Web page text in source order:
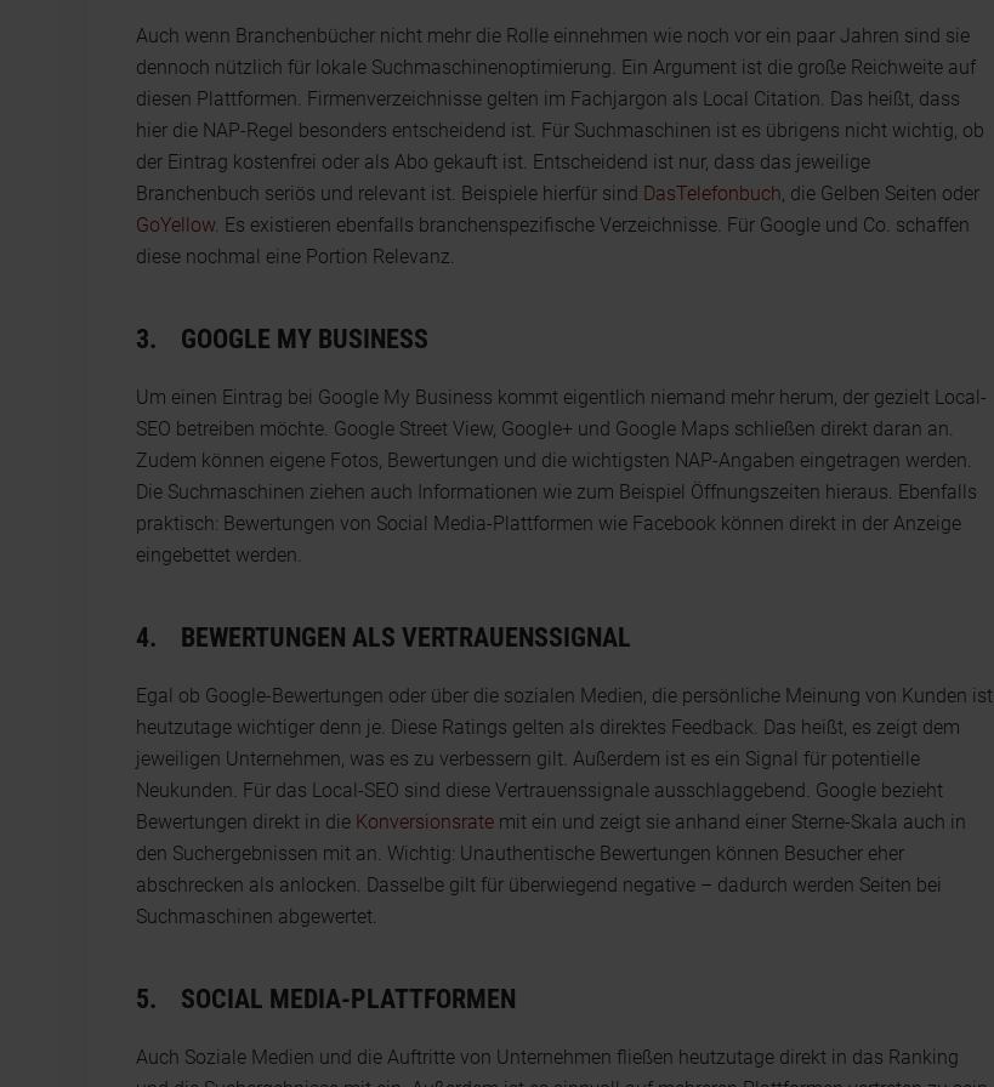
Auch wenn Branchenbücher nicht mehr die Rolle einnehmen wie noch vor ein paar Jahren sind sie
dennoch nützlich für lokale Suchmaschinenoptimierung. Ein Argument ist die große Reichweite auf
diesen Plattformen. Firmenverzeichnisse gelten im Fachjargon als Local Citation. Das heißt, dass
hier die NAP-Regel besonders entscheidend ist. Für Suchmaschinen ist es übrigens nicht wichtig, ob
der Eintrag kostenfrei oder als Abo gekauft ist. Entscheidend ist nur, dass das jeweilige
Branchenbuch seriös und relevant ist. Beispiele hierfür sind DasTelefonbuch, die Gelben Seiten oder
GoYellow. Es existieren ebenfalls branchenspezifische Verzeichnisse. Für Google und Co. schaffen
diese nochmal eine Portion Relevanz.
3. GOOGLE MY BUSINESS
Um einen Eintrag bei Google My Business kommt eigentlich niemand mehr herum, der gezielt Local-
SEO betreiben möchte. Google Street View, Google+ und Google Maps schließen direkt daran an.
Zudem können eigene Fotos, Bewertungen und die wichtigsten NAP-Angaben eingetragen werden.
Die Suchmaschinen ziehen auch Informationen wie zum Beispiel Öffnungszeiten hieraus. Ebenfalls
praktisch: Bewertungen von Social Media-Plattformen wie Facebook können direkt in der Anzeige
eingebettet werden.
4. BEWERTUNGEN ALS VERTRAUENSSIGNAL
Egal ob Google-Bewertungen oder über die sozialen Medien, die persönliche Meinung von Kunden ist
heutzutage wichtiger denn je. Diese Ratings gelten als direktes Feedback. Das heißt, es zeigt dem
jeweiligen Unternehmen, was es zu verbessern gilt. Außerdem ist es ein Signal für potentielle
Neukunden. Für das Local-SEO sind diese Vertrauenssignale ausschlaggebend. Google bezieht
Bewertungen direkt in die Konversionsrate mit ein und zeigt sie anhand einer Sterne-Skala auch in
den Suchergebnissen mit an. Wichtig: Unauthentische Bewertungen können Besucher eher
abschrecken als anlocken. Dasselbe gilt für überwiegend negative – dadurch werden Seiten bei
Suchmaschinen abgewertet.
5. SOCIAL MEDIA-PLATTFORMEN
Auch Soziale Medien und die Auftritte von Unternehmen fließen heutzutage direkt in das Ranking